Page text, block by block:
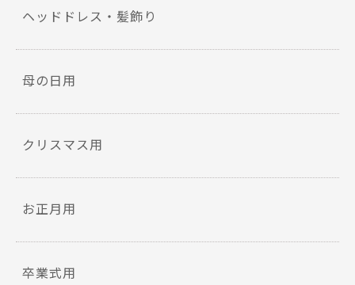
ヘッドドレス・髪飾り
母の日用
クリスマス用
お正月用
卒業式用